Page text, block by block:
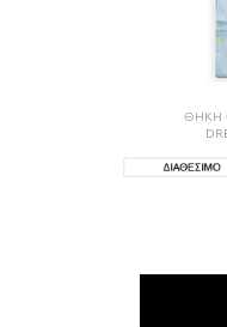
ΘΗΚΗ